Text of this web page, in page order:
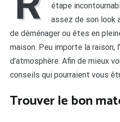
étape
assez de son look
de déménager ou êtes en
maison. Peu importe la raison,
d’atmosphère. Afin de mieux
conseils qui pourraient vous
Trouver le bon